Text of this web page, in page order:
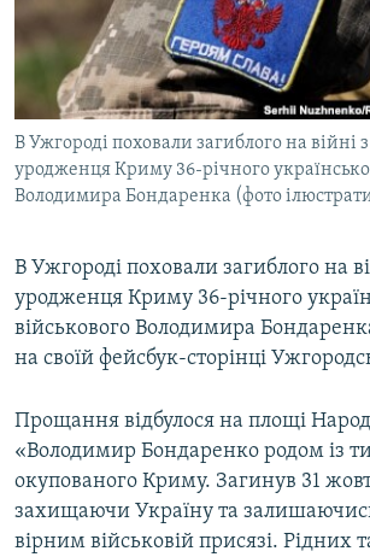
ВІДЕОУРОКИ «ELIFBE»
СВІДЧЕННЯ ОКУПАЦІЇ
УКРАЇНСЬКА ПРОБЛЕМА КРИМУ
ІНФОГРАФІКА
Русский
Qırımtatar
ДОЛУЧАЙСЯ!
Усі сайти RFE/RL
В Ужгороді поховали загиблого на війні
уродженця Криму 36-річного
Володимира Бондаренка (фото
В Ужгороді поховали загиблого на
уродженця Криму 36-річного
військового Володимира
на своїй фейсбук-сторінці
Прощання відбулося на площі
«Володимир Бондаренко родом із
окупованого Криму. Загинув 31
захищаючи Україну та
вірним військовій присязі. Рідних